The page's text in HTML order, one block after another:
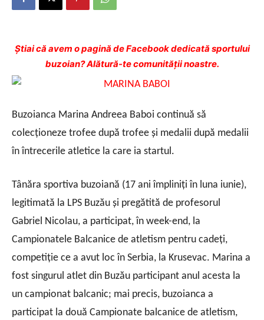
Ştiai că avem o pagină de Facebook dedicată sportului
buzoian? Alătură-te comunității noastre.
Buzoianca Marina Andreea Baboi continuă să
colecționeze trofee după trofee și medalii după medalii
în întrecerile atletice la care ia startul.
Tânăra sportiva buzoiană (17 ani împliniți în luna iunie),
legitimată la LPS Buzău și pregătită de profesorul
Gabriel Nicolau, a participat, în week-end, la
Campionatele Balcanice de atletism pentru cadeți,
competiție ce a avut loc în Serbia, la Krusevac. Marina a
fost singurul atlet din Buzău participant anul acesta la
un campionat balcanic; mai precis, buzoianca a
participat la două Campionate balcanice de atletism,